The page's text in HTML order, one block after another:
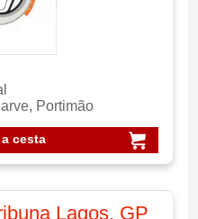
Portimão
cesta
Lagos, GP